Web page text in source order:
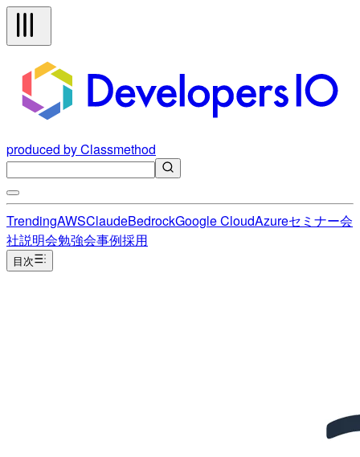
produced by Classmethod
TrendingAWSClaudeBedrockGoogle CloudAzureセミナー会
社説明会勉強会事例採用
目次